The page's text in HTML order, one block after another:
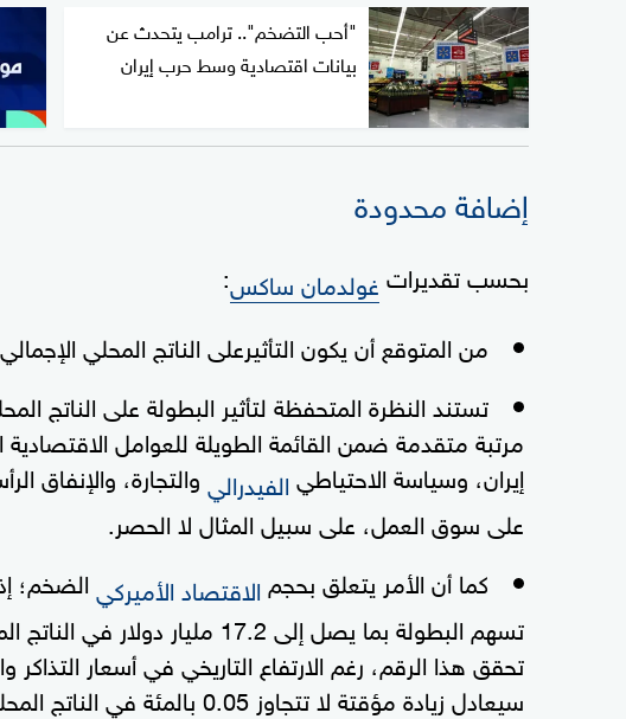
"أحب التضخم".. ترامب يتحدث عن
بيانات اقتصادية وسط حرب إيران
إضافة محدودة
بحسب تقديرات غولدمان ساكس:
من المتوقع أن يكون التأثيرعلى الناتج المحلي
تستند النظرة المتحفظة لتأثير البطولة على الناتج
مرتبة متقدمة ضمن القائمة الطويلة للعوامل الاقتصادية
إيران، وسياسة الاحتياطي الفيدرالي والتجارة، والإنفاق
على سوق العمل، على سبيل المثال لا الحصر.
كما أن الأمر يتعلق بحجم الاقتصاد الأميركي الضخم؛
تسهم البطولة بما يصل إلى 17.2
تحقق هذا الرقم، رغم الارتفاع التاريخي في أسعار
سيعادل زيادة مؤقتة لا تتجاوز 0.05 بالمئة في الناتج المحلي الإجمالي الأميركي.